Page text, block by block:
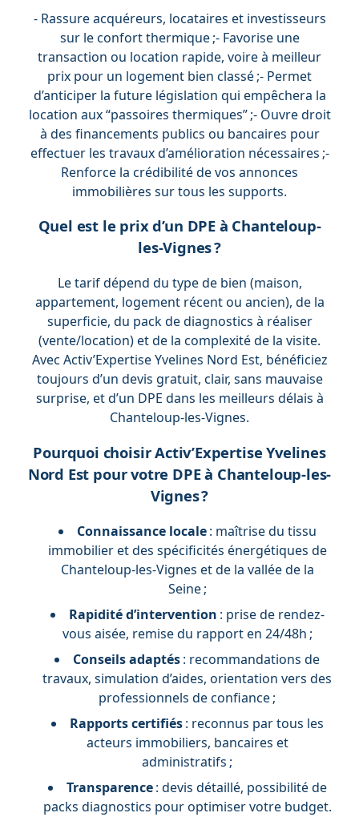
- Rassure acquéreurs, locataires et investisseurs
sur le confort thermique ;- Favorise une
transaction ou location rapide, voire à meilleur
prix pour un logement bien classé ;- Permet
d’anticiper la future législation qui empêchera la
location aux “passoires thermiques” ;- Ouvre droit
à des financements publics ou bancaires pour
effectuer les travaux d’amélioration nécessaires ;-
Renforce la crédibilité de vos annonces
immobilières sur tous les supports.
Quel est le prix d’un DPE à Chanteloup-
les-Vignes ?
Le tarif dépend du type de bien (maison,
appartement, logement récent ou ancien), de la
superficie, du pack de diagnostics à réaliser
(vente/location) et de la complexité de la visite.
Avec Activ’Expertise Yvelines Nord Est, bénéficiez
toujours d’un devis gratuit, clair, sans mauvaise
surprise, et d’un DPE dans les meilleurs délais à
Chanteloup-les-Vignes.
Pourquoi choisir Activ’Expertise Yvelines
Nord Est pour votre DPE à Chanteloup-les-
Vignes ?
Connaissance locale: maîtrise du tissu
immobilier et des spécificités énergétiques de
Chanteloup-les-Vignes et de la vallée de la
Seine ;
Rapidité d’intervention : prise de rendez-
vous aisée, remise du rapport en 24/48h ;
Conseils adaptés: recommandations de
travaux, simulation d’aides, orientation vers des
professionnels de confiance ;
Rapports certifiés: reconnus par tous les
acteurs immobiliers, bancaires et
administratifs ;
Transparence: devis détaillé, possibilité de
packs diagnostics pour optimiser votre budget.